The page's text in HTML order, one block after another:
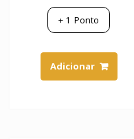
+ 1 Ponto
Adicionar